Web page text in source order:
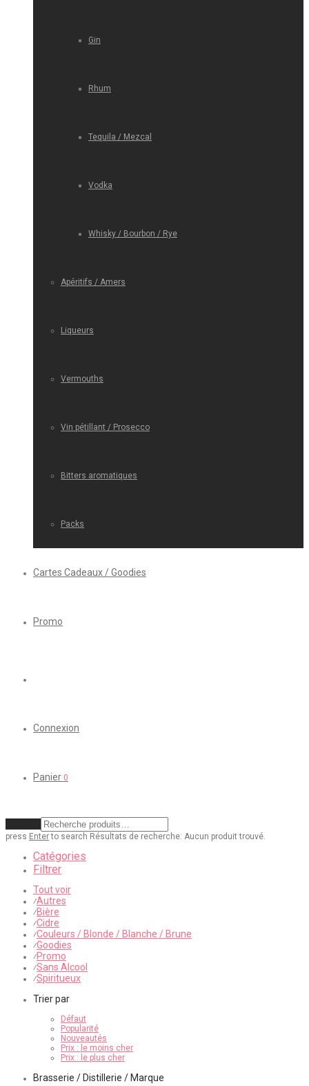
Gin
Rhum
Tequila / Mezcal
Vodka
Whisky / Bourbon / Rye
Apéritifs / Amers
Liqueurs
Vermouths
Vin pétillant / Prosecco
Bitters aromatiques
Packs
Cartes Cadeaux / Goodies
Promo
Connexion
Panier 0
press Enterto search Résultats de recherche: Aucun produit trouvé.
Catégories
Filtrer
Tout voir
⁄Autres
⁄Bière
⁄Cidre
⁄Couleurs / Blonde / Blanche / Brune
⁄Goodies
⁄Promo
⁄Sans Alcool
⁄Spiritueux
Trier par
Défaut
Popularité
Nouveautés
Prix : le moins cher
Prix : le plus cher
Brasserie / Distillerie / Marque